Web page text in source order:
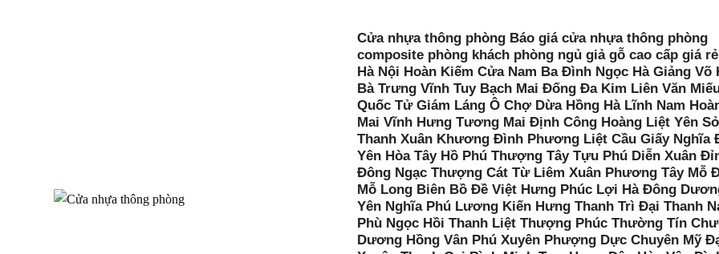
Cửa nhựa thông phòng Báo giá cửa nhựa thông phòng
composite phòng khách phòng ngủ giả gỗ cao cấp giá
Hà Nội Hoàn Kiếm Cửa Nam Ba Đình Ngọc Hà Giảng Võ
Bà Trưng Vĩnh Tuy Bạch Mai Đống Đa Kim Liên Văn
Quốc Tử Giám Láng Ô Chợ Dừa Hồng Hà Lĩnh Nam
Mai Vĩnh Hưng Tương Mai Định Công Hoàng Liệt Yên
Thanh Xuân Khương Đình Phương Liệt Cầu Giấy Nghĩa
Yên Hòa Tây Hồ Phú Thượng Tây Tựu Phú Diễn Xuân
Đông Ngạc Thượng Cát Từ Liêm Xuân Phương Tây Mỗ
Mỗ Long Biên Bồ Đề Việt Hưng Phúc Lợi Hà Đông
Yên Nghĩa Phú Lương Kiến Hưng Thanh Trì Đại Thanh
Phù Ngọc Hồi Thanh Liệt Thượng Phúc Thường Tín
Dương Hồng Vân Phú Xuyên Phượng Dực Chuyên Mỹ